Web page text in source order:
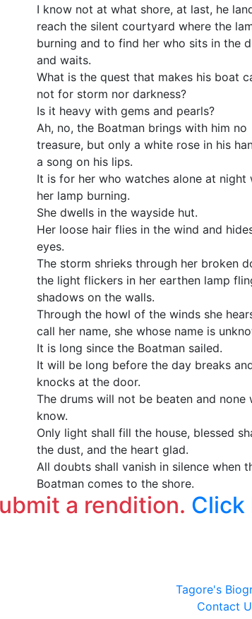
I know not at what shore, at last, he
reach the silent courtyard where the
burning and to find her who sits in the
and waits.
What is the quest that makes his boat
not for storm nor darkness?
Is it heavy with gems and pearls?
Ah, no, the Boatman brings with him no
treasure, but only a white rose in his
a song on his lips.
It is for her who watches alone at night
her lamp burning.
She dwells in the wayside hut.
Her loose hair flies in the wind and
eyes.
The storm shrieks through her broken
the light flickers in her earthen lamp
shadows on the walls.
Through the howl of the winds she
call her name, she whose name is
It is long since the Boatman sailed.
It will be long before the day breaks
knocks at the door.
The drums will not be beaten and none
know.
Only light shall fill the house, blessed
the dust, and the heart glad.
All doubts shall vanish in silence when
Boatman comes to the shore.
a rendition. Click
Tagore's
Contact